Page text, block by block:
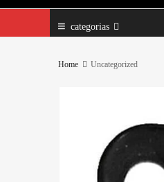
categorias
Home Uncategorized